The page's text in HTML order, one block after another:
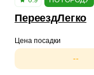
ПереездЛегко
Цена посадки
--